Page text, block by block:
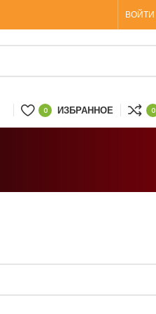
ВОЙТИ
0 ИЗБРАННОЕ 0